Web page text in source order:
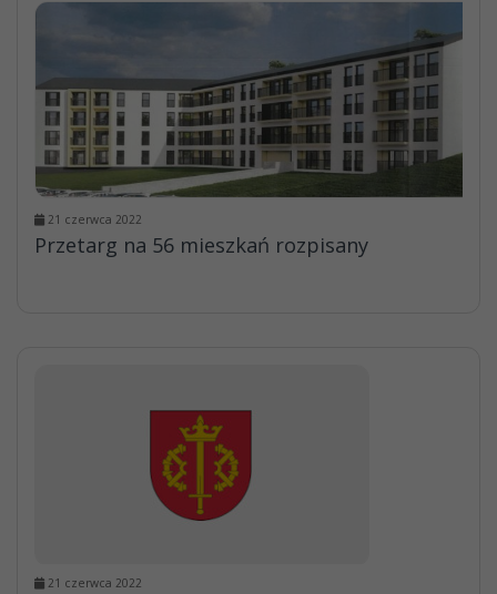
21 czerwca 2022
Przetarg na 56 mieszkań rozpisany
21 czerwca 2022